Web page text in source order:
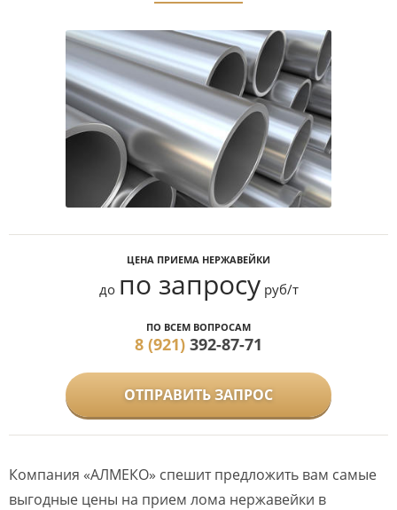
ЦЕНА ПРИЕМА НЕРЖАВЕЙКИ
до по запросу руб/т
ПО ВСЕМ ВОПРОСАМ
8 (921) 392-87-71
ОТПРАВИТЬ ЗАПРОС
Компания «АЛМЕКО» спешит предложить вам самые
выгодные цены на прием лома нержавейки в